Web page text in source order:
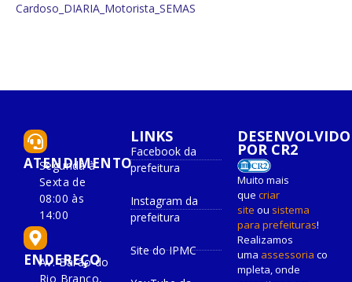
Cardoso_DIARIA_Motorista_SEMAS
ATENDIMENTO
Segunda à
Sexta de
08:00 às
14:00
ENDEREÇO
Av. Barão do
Rio Branco,
LINKS
Facebook da
prefeitura
Instagram da
prefeitura
Site do IPMC
DESENVOLVIDO
POR CR2
Muito mais
que criar
site ou sistema
para prefeituras!
Realizamos
uma assessoria co
mpleta, onde